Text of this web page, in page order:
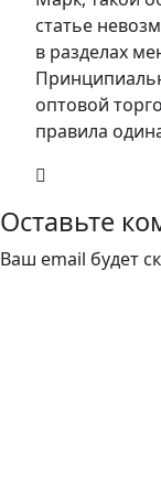
статье
в разделах
оптовой
правила
Оставьте
Ваш email будет